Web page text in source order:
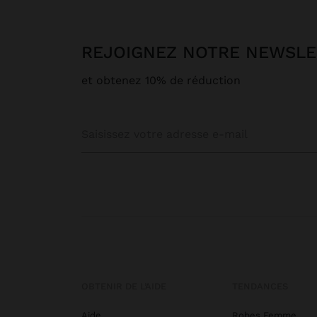
REJOIGNEZ NOTRE
et obtenez 10% de réduction